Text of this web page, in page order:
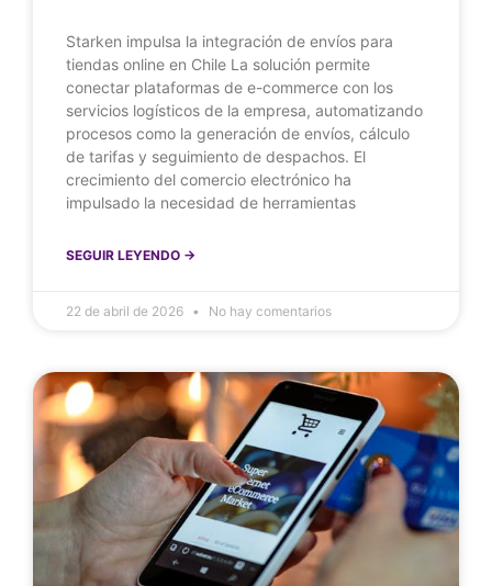
Starken impulsa la integración de envíos para
tiendas online en Chile La solución permite
conectar plataformas de e-commerce con los
servicios logísticos de la empresa, automatizando
procesos como la generación de envíos, cálculo
de tarifas y seguimiento de despachos. El
crecimiento del comercio electrónico ha
impulsado la necesidad de herramientas
SEGUIR LEYENDO ->
22 de abril de 2026 No hay comentarios